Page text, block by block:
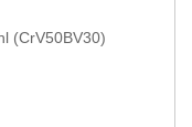
(CrV50BV30)